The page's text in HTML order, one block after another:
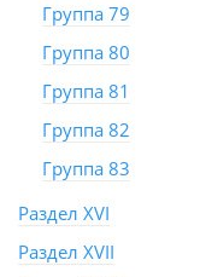
Группа 79
Группа 80
Группа 81
Группа 82
Группа 83
Раздел XVI
Раздел XVII